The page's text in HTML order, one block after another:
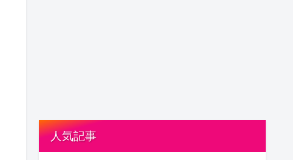
人気記事